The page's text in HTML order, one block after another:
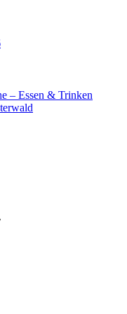
– Essen & Trinken